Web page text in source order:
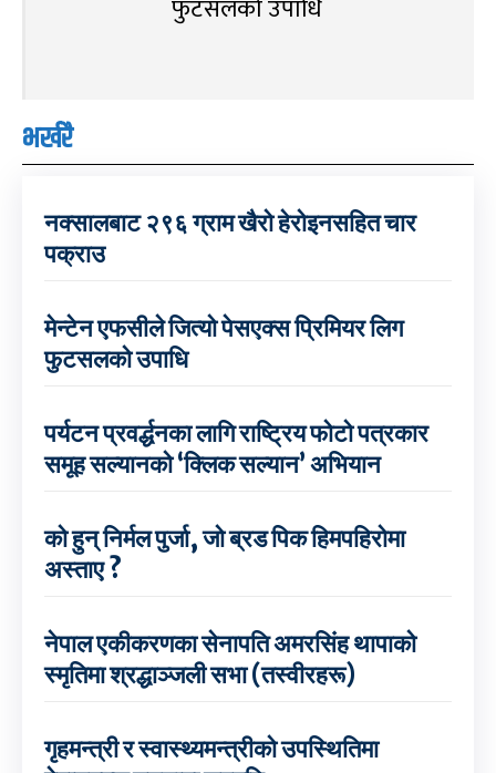
फुटसलको उपाधि
भर्खरै
नक्सालबाट २९६ ग्राम खैरो हेरोइनसहित चार
पक्राउ
मेन्टेन एफसीले जित्यो पेसएक्स प्रिमियर लिग
फुटसलको उपाधि
पर्यटन प्रवर्द्धनका लागि राष्ट्रिय फोटो पत्रकार
समूह सल्यानको ‘क्लिक सल्यान’ अभियान
को हुन् निर्मल पुर्जा, जो ब्रड पिक हिमपहिरोमा
अस्ताए ?
नेपाल एकीकरणका सेनापति अमरसिंह थापाको
स्मृतिमा श्रद्धाञ्जली सभा (तस्वीरहरू)
गृहमन्त्री र स्वास्थ्यमन्त्रीको उपस्थितिमा